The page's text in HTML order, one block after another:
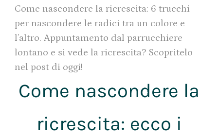
Come nascondere la ricrescita: 6 trucchi
per nascondere le radici tra un colore e
l’altro. Appuntamento dal parrucchiere
lontano e si vede la ricrescita? Scopritelo
nel post di oggi!
Come nascondere la
ricrescita: ecco i